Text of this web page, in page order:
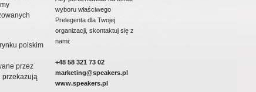
polskim
przez
przekazują
wyboru właściwego
Prelegenta dla Twojej
organizacji, skontaktuj się z
nami:
+48 58 321 73 02
marketing@speakers.pl
www.speakers.pl